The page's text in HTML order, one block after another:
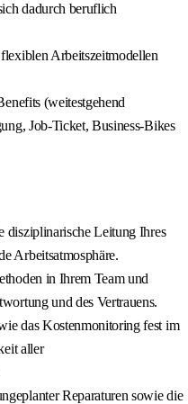
dadurch beruflich
Arbeitszeitmodellen
(weitestgehend
Job-Ticket, Business-Bikes
disziplinarische Leitung Ihres
Arbeitsatmosphäre.
in Ihrem Team und
und des Vertrauens.
das Kostenmonitoring fest im
aller
Reparaturen sowie die